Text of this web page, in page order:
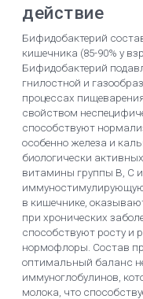
действие
Бифидобактерий
кишечника (85-90% у
Бифидобактерий
гнилостной и
процессах
свойством
способствуют
особенно железа и
биологически
витамины группы В, С
в кишечнике,
при хронических
способствуют росту и
нормофлоры. Состав
оптимальный баланс
иммуноглобулинов,
молока, что